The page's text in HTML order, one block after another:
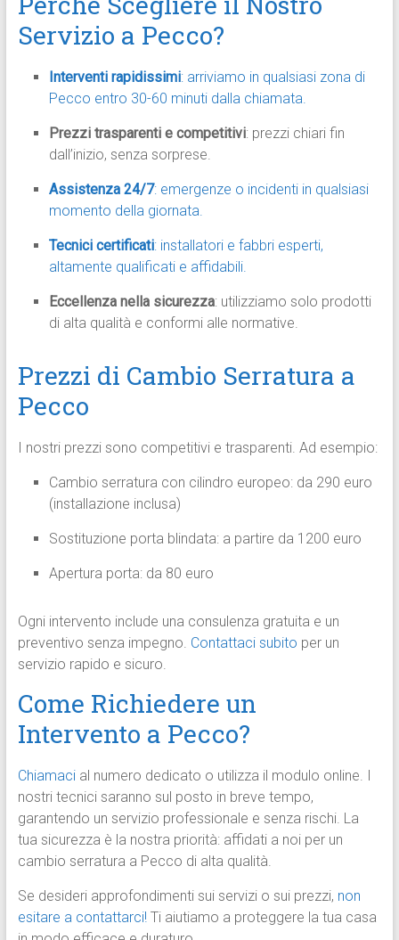
Servizio a Pecco?
Interventi rapidissimi: arriviamo in qualsiasi zona di
Pecco entro 30-60 minuti dalla chiamata.
Prezzi trasparenti e competitivi: prezzi chiari fin
dall’inizio, senza sorprese.
Assistenza 24/7: emergenze o incidenti in qualsiasi
momento della giornata.
Tecnici certificati: installatori e fabbri esperti,
altamente qualificati e affidabili.
Eccellenza nella sicurezza: utilizziamo solo prodotti
di alta qualità e conformi alle normative.
Prezzi di Cambio Serratura a
Pecco
I nostri prezzi sono competitivi e trasparenti. Ad esempio:
Cambio serratura con cilindro europeo: da 290 euro
(installazione inclusa)
Sostituzione porta blindata: a partire da 1200 euro
Apertura porta: da 80 euro
Ogni intervento include una consulenza gratuita e un
preventivo senza impegno. Contattaci subito per un
servizio rapido e sicuro.
Come Richiedere un
Intervento a Pecco?
Chiamacial numero dedicato o utilizza il modulo online. I
nostri tecnici saranno sul posto in breve tempo,
garantendo un servizio professionale e senza rischi. La
tua sicurezza è la nostra priorità: affidati a noi per un
cambio serratura a Pecco di alta qualità.
Se desideri approfondimenti sui servizi o sui prezzi, non
esitare a contattarci!Ti aiutiamo a proteggere la tua casa